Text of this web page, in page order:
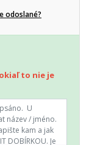
odoslané?
to nie je